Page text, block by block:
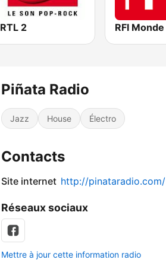
RTL 2 RFI Monde
Piñata Radio
Jazz House Électro
Contacts
Site internet http://pinataradio.com/
Réseaux sociaux
Mettre à jour cette information radio